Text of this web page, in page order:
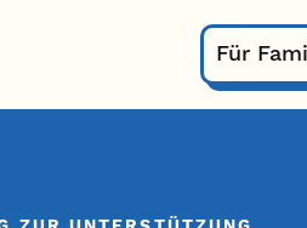
Für